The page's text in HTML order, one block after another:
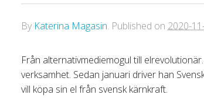
By Katerina Magasin. Published on 2020-
Från alternativmediemogul till
verksamhet. Sedan januari driver han
vill köpa sin el från svensk kärnkraft.